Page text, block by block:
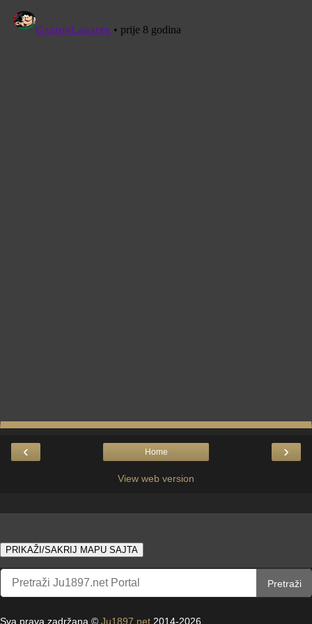
‹ ›
Home
View web version
PRIKAŽI/SAKRIJ MAPU SAJTA
Pretraži
Sva prava zadržana © Ju1897.net 2014-2026.